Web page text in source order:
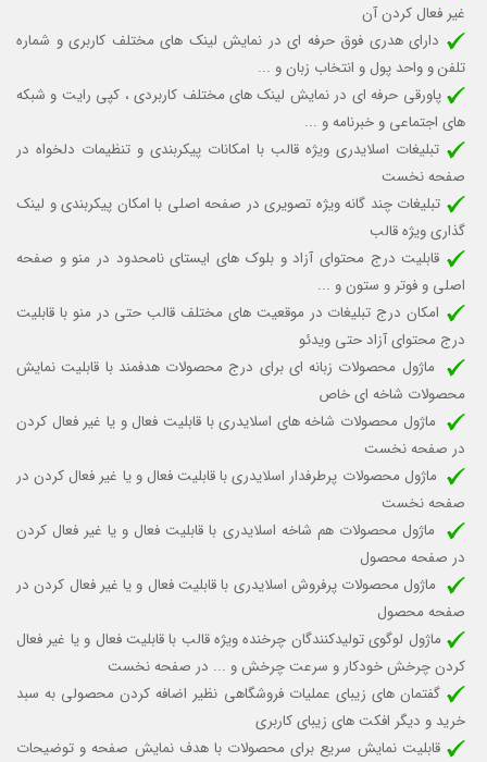
غیر فعال کردن آن
دارای هدری فوق حرفه ای در نمایش لینک های مختلف کاربری و شماره
تلفن و واحد پول و انتخاب زبان و ...
پاورقی حرفه ای در نمایش لینک های مختلف کاربردی ، کپی رایت و شبکه
های اجتماعی و خبرنامه و ...
تبلیغات اسلایدری ویژه قالب با امکانات پیکربندی و تنظیمات دلخواه در
صفحه نخست
تبلیغات چند گانه ویژه تصویری در صفحه اصلی با امکان پیکربندی و لینک
گذاری ویژه قالب
قابلیت درج محتوای آزاد و بلوک های ایستای نامحدود در منو و صفحه
اصلی و فوتر و ستون و ...
امکان درج تبلیغات در موقعیت های مختلف قالب حتی در منو با قابلیت
درج محتوای آزاد حتی ویدئو
ماژول محصولات زبانه ای برای درج محصولات هدفمند با قابلیت نمایش
محصولات شاخه ای خاص
ماژول محصولات شاخه های اسلایدری با قابلیت فعال و یا غیر فعال کردن
در صفحه نخست
ماژول محصولات پرطرفدار اسلایدری با قابلیتفعال و یا غیر فعال کردندر
صفحه نخست
ماژول محصولات هم شاخه اسلایدری با قابلیت فعال و یا غیر فعال کردن
در صفحه محصول
ماژول محصولات پرفروش اسلایدری با قابلیت فعال و یا غیر فعال کردن در
صفحه محصول
ماژول لوگوی تولیدکنندگان چرخنده ویژه قالب با قابلیت فعال و یا غیر فعال
کردن چرخش خودکار و سرعت چرخش و ... در صفحه نخست
گفتمان های زیبای عملیات فروشگاهی نظیر اضافه کردن محصولی به سبد
خرید و دیگر افکت های زیبای کاربری
قابلیت نمایش سریع برای محصولات با هدف نمایش صفحه و توضیحات